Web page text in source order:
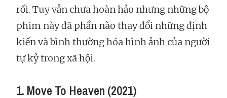
rối. Tuy vẫn chưa hoàn hảo nhưng những bộ
phim này đã phần nào thay đổi những định
kiến và bình thường hóa hình ảnh của người
tự kỷ trong xã hội.
1. Move To Heaven (2021)